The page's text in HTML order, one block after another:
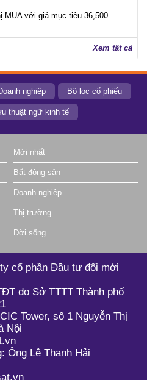
MUA với giá mục tiêu 36,500
Xem tất cả
nghiệp Bộ lọc cổ phiếu
thuật ngữ kinh tế
Mới nhất
Bất động sản
Doanh nghiệp
Thị trường
Đời sống
cổ phần Đầu tư đổi mới
do Sở TTTT Thành phố
Tower, số 1 Nguyễn Thị
Nội
Ông Lê Thanh Hải